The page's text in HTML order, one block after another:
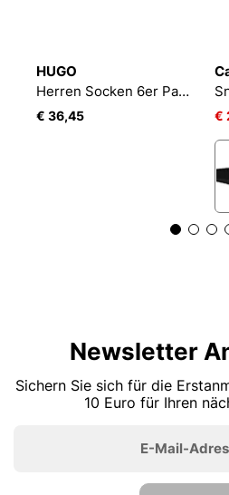
HUGO
Herren Socken 6er Pack 6P AS UNI CC 10260253 01
€ 36,45 €
Newsletter
Sichern Sie sich für die
10 Euro für Ihren
E-Mail-